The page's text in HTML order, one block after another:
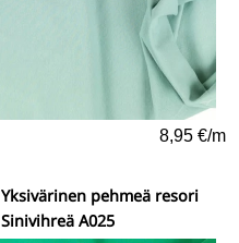
8,95 €/m
Yksivärinen pehmeä resori
Sinivihreä A025